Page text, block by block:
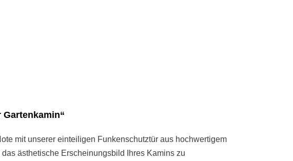
mit unserer einteiligen Funkenschutztür aus hochwertigem
ästhetische Erscheinungsbild Ihres Kamins zu